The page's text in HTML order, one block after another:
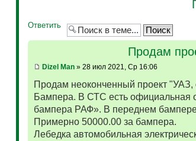
Ответить
Продам
Dizel Man» 28 июл 2021, Ср 16:06
Продам неоконченный проект
Бампера. В СТС есть официальная
бампера РАФ». В переднем
Примерно 50000.00 за бампера.
Лебедка автомобильная